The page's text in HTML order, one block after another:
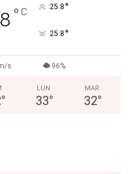
° C 25.8 °
25.8 °
s 96%
°
LUN
33°
MAR
32°